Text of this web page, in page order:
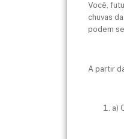
Você,
chuvas
podem
A partir
a)